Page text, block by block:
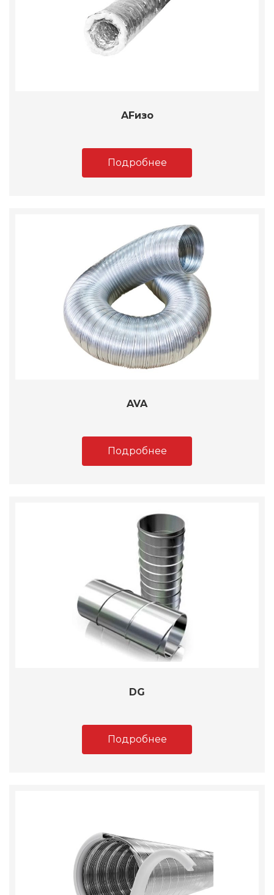
AFизо
Подробнее
AVA
Подробнее
DG
Подробнее